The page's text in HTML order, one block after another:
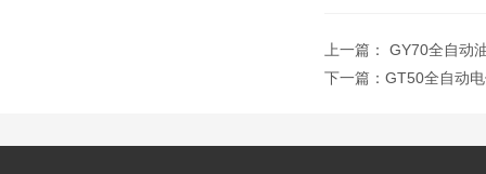
上一篇： GY70全自动
下一篇： GT50全自动